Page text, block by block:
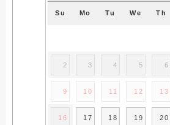
Su Mo Tu We Th
2 3 4 5 6
9 10 11 12 13
16 17 18 19 20